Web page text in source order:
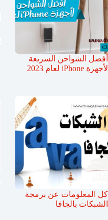
أفضل الشواحن السريعة
لأجهزة iPhone لعام 2023
كل المعلومات عن برمجة
الشبكات بالجافا